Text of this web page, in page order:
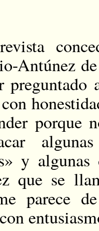
Antúnez
y
que se
parece